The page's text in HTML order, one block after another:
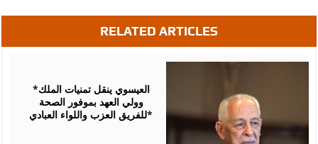
RELATED ARTICLES
*العيسوي ينقل تمنيات الملك
وولي العهد بموفور الصحة
للفريق العزب واللواء العبادي*